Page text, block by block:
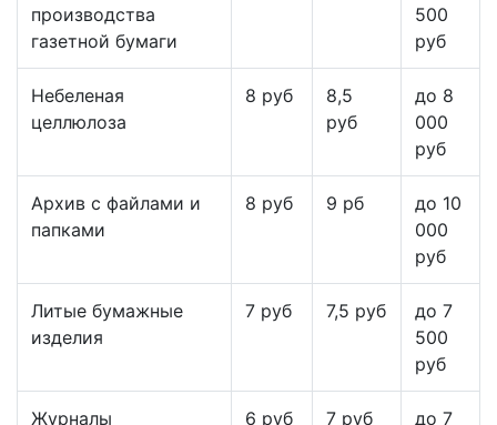
производства
газетной бумаги
500
руб
Небеленая
целлюлоза
8 руб
8,5
руб
до 8
000
руб
Архив с файлами и
папками
8 руб 9 рб
до 10
000
руб
Литые бумажные
изделия
7 руб 7,5 руб
до 7
500
руб
Журналы 6 руб 7 руб
до 7